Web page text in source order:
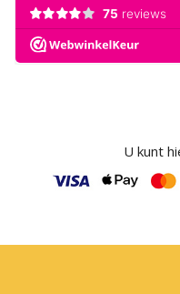
U kunt